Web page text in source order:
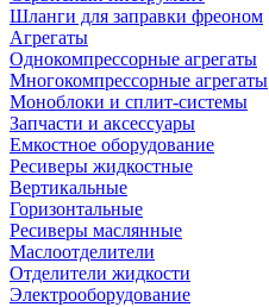
Шланги для заправки фреоном
Агрегаты
Однокомпрессорные агрегаты
Многокомпрессорные агрегаты
Моноблоки и сплит-системы
Запчасти и аксессуары
Емкостное оборудование
Ресиверы жидкостные
Вертикальные
Горизонтальные
Ресиверы маслянные
Маслоотделители
Отделители жидкости
Электрооборудование